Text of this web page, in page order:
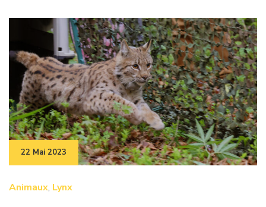
22 Mai 2023
Animaux, Lynx